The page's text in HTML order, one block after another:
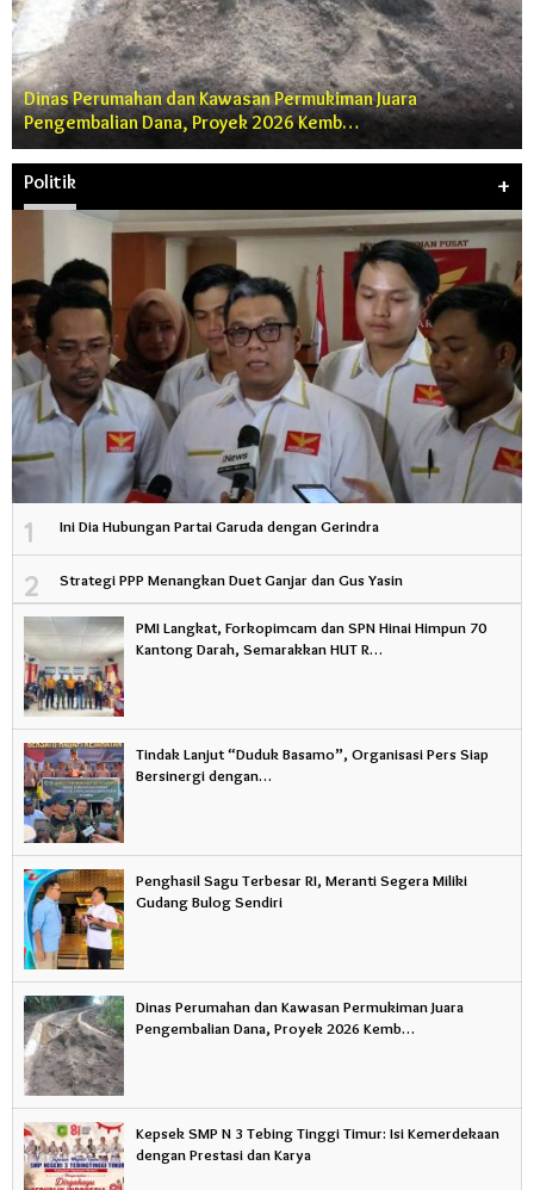
Dinas Perumahan dan Kawasan Permukiman Juara
Pengembalian Dana, Proyek 2026 Kemb…
Politik +
1 Ini Dia Hubungan Partai Garuda dengan Gerindra
2 Strategi PPP Menangkan Duet Ganjar dan Gus Yasin
PMI Langkat, Forkopimcam dan SPN Hinai Himpun 70
Kantong Darah, Semarakkan HUT R…
Tindak Lanjut “Duduk Basamo”, Organisasi Pers Siap
Bersinergi dengan…
Penghasil Sagu Terbesar RI, Meranti Segera Miliki
Gudang Bulog Sendiri
Dinas Perumahan dan Kawasan Permukiman Juara
Pengembalian Dana, Proyek 2026 Kemb…
Kepsek SMP N 3 Tebing Tinggi Timur: Isi Kemerdekaan
dengan Prestasi dan Karya